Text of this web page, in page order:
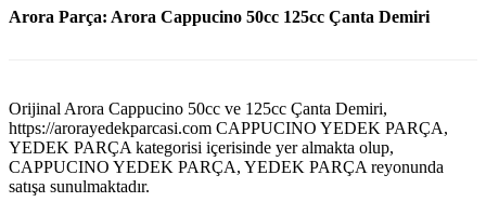
Arora Parça: Arora Cappucino 50cc 125cc Çanta Demiri
Orijinal Arora Cappucino 50cc ve 125cc Çanta Demiri,
https://arorayedekparcasi.com CAPPUCINO YEDEK PARÇA,
YEDEK PARÇA kategorisi içerisinde yer almakta olup,
CAPPUCINO YEDEK PARÇA, YEDEK PARÇA reyonunda
satışa sunulmaktadır.